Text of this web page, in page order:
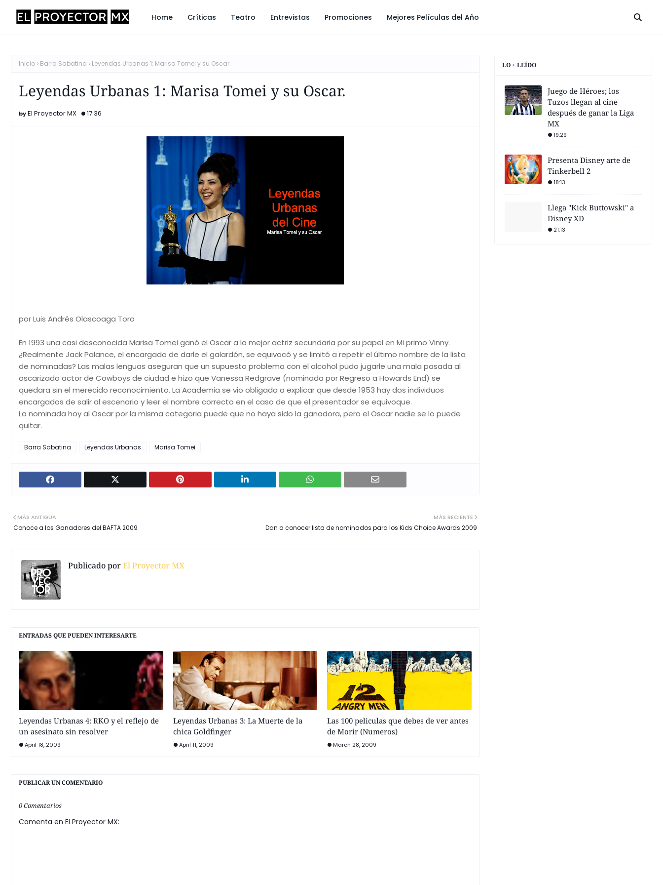
Home Críticas Teatro Entrevistas Promociones Mejores Películas del Año
Inicio Barra Sabatina Leyendas Urbanas 1: Marisa Tomei y su Oscar.
Leyendas Urbanas 1: Marisa Tomei y su Oscar.
El Proyector MX 17:36
por Luis Andrés Olascoaga Toro
En 1993 una casi desconocida Marisa Tomei ganó el Oscar a la mejor actriz secundaria por su papel en Mi primo Vinny.
¿Realmente Jack Palance, el encargado de darle el galardón, se equivocó y se limitó a repetir el último nombre de la lista
de nominadas? Las malas lenguas aseguran que un supuesto problema con el alcohol pudo jugarle una mala pasada al
oscarizado actor de Cowboys de ciudad e hizo que Vanessa Redgrave (nominada por Regreso a Howards End) se
quedara sin el merecido reconocimiento. La Academia se vio obligada a explicar que desde 1953 hay dos individuos
encargados de salir al escenario y leer el nombre correcto en el caso de que el presentador se equivoque.
La nominada hoy al Oscar por la misma categoria puede que no haya sido la ganadora, pero el Oscar nadie se lo puede
quitar.
Barra Sabatina Leyendas Urbanas Marisa Tomei
MÁS RECIENTE
Dan a conocer lista de nominados para los Kids Choice Awards 2009
MÁS ANTIGUA
Conoce a los Ganadores del BAFTA 2009
Publicado porEl Proyector MX
ENTRADAS QUE PUEDEN INTERESARTE
Leyendas Urbanas 4: RKO y el reflejo de
un asesinato sin resolver
April 18, 2009
Leyendas Urbanas 3: La Muerte de la
chica Goldfinger
April 11, 2009
Las 100 peliculas que debes de ver antes
de Morir (Numeros)
March 28, 2009
PUBLICAR UN COMENTARIO
0 Comentarios
Comenta en El Proyector MX:
LO + LEÍDO
Juego de Héroes; los
Tuzos llegan al cine
después de ganar la Liga
MX
19:29
Presenta Disney arte de
Tinkerbell 2
18:13
Llega "Kick Buttowski" a
Disney XD
21:13